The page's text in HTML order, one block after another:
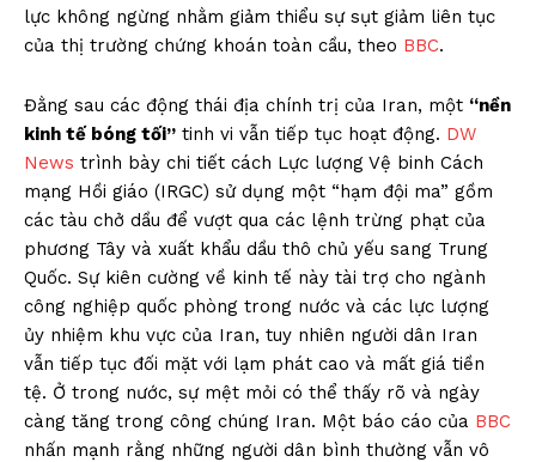
lực không ngừng nhằm giảm thiểu sự sụt giảm liên tục
của thị trường chứng khoán toàn cầu, theo BBC.
Đằng sau các động thái địa chính trị của Iran, một “nền
kinh tế bóng tối” tinh vi vẫn tiếp tục hoạt động. DW
News trình bày chi tiết cách Lực lượng Vệ binh Cách
mạng Hồi giáo (IRGC) sử dụng một “hạm đội ma” gồm
các tàu chở dầu để vượt qua các lệnh trừng phạt của
phương Tây và xuất khẩu dầu thô chủ yếu sang Trung
Quốc. Sự kiên cường về kinh tế này tài trợ cho ngành
công nghiệp quốc phòng trong nước và các lực lượng
ủy nhiệm khu vực của Iran, tuy nhiên người dân Iran
vẫn tiếp tục đối mặt với lạm phát cao và mất giá tiền
tệ. Ở trong nước, sự mệt mỏi có thể thấy rõ và ngày
càng tăng trong công chúng Iran. Một báo cáo của BBC
nhấn mạnh rằng những người dân bình thường vẫn vô